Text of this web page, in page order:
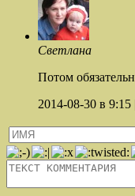
Светлана
Потом
2014-08-30 в 9:15 |